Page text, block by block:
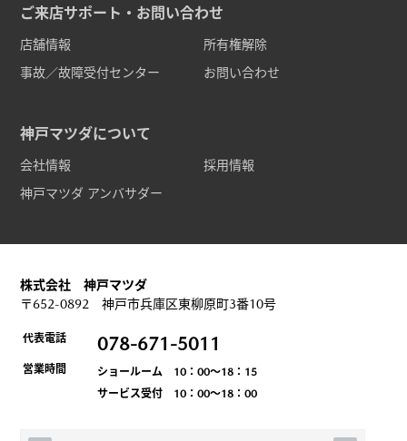
ご来店サポート・お問い合わせ
店舗情報
所有権解除
事故／故障受付センター
お問い合わせ
神戸マツダについて
会社情報
採用情報
神戸マツダ アンバサダー
株式会社 神戸マツダ
〒652-0892 神戸市兵庫区東柳原町3番10号
代表電話 078-671-5011
営業時間
ショールーム 10：00～18：15
サービス受付 10：00～18：00